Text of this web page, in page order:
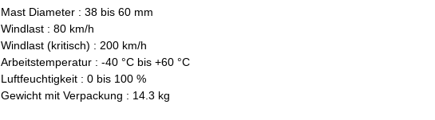
Mast Diameter : 38 bis 60 mm
Windlast : 80 km/h
Windlast (kritisch) : 200 km/h
Arbeitstemperatur : -40 °C bis +60 °C
Luftfeuchtigkeit : 0 bis 100 %
Gewicht mit Verpackung : 14.3 kg